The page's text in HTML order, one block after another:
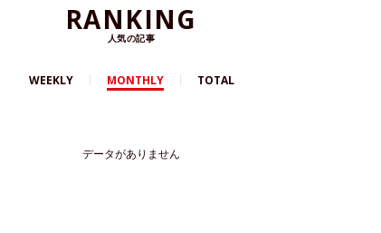
RANKING
人気の記事
WEEKLY MONTHLY TOTAL
データがありません